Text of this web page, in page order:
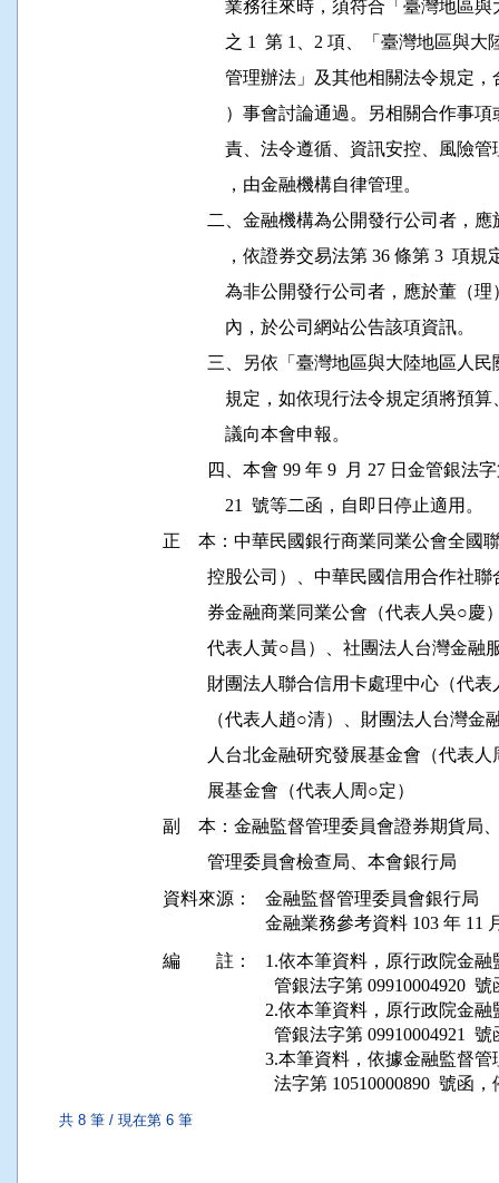
業務往來時，須符合「臺灣地
之 1  第 1、2 項、「臺灣地區
管理辦法」及其他相關法令規
）事會討論通過。另相關合作
責、法令遵循、資訊安控、風
              ，由金融機構自律管理。
二、金融機構為公開發行公司者
，依證券交易法第 36 條第 3
為非公開發行公司者，應於董
              內，於公司網站公告該項資訊。
三、另依「臺灣地區與大陸地區人
規定，如依現行法令規定須將
              議向本會申報。
四、本會 99 年 9  月 27 日金管銀
              21  號等二函，自即日停止適用。
正    本：中華民國銀行商業同業公會全國
控股公司）、中華民國信用合作
券金融商業同業公會（代表人吳○
代表人黃○昌）、社團法人台灣金
財團法人聯合信用卡處理中心（
（代表人趙○清）、財團法人台灣
人台北金融研究發展基金會（代
          展基金會（代表人周○定）
副    本：金融監督管理委員會證券期貨局
資料來源：
金融監督管理委員會銀行局
金融業務參考資料 103 年 11
編 註：
1.依本筆資料，原行政院金融
管銀法字第 09910004920
2.依本筆資料，原行政院金融
管銀法字第 09910004921
3.本筆資料，依據金融監督管
共 8 筆 / 現在第 6 筆